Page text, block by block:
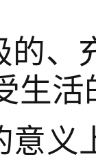
的、
生活
意义